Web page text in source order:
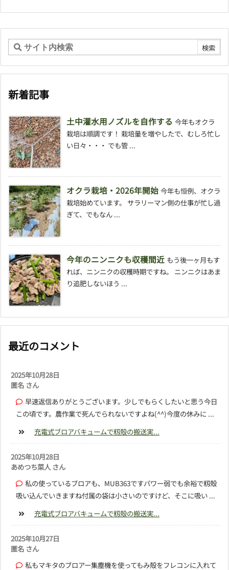
新着記事
土中灌水用ノズルを自作する 今年もオクラ
栽培は順調です！ 栽培量を増やしたで、むしろ忙し
い日々・・・ でも管 ...
オクラ栽培・2026年開始 今年も恒例、オクラ
栽培始めています。 サラリーマン側の仕事が忙し過
ぎて、でもなん ...
今年のニンニクも収穫間近 もう後一ヶ月もす
れば、ニンニクの収穫時期ですね。 ニンニクはあま
り追肥しないほう ...
最近のコメント
2025年10月28日
匿名 さん
早速返信ありがとうございます。少しでもらくしたいと思う今日
この頃です。農作業で死んでられないですよね(^^)今度の休みに ...
充電式ブロアバキュームで籾殻の搬送実...
2025年10月28日
あめつち菜人 さん
私の使っているブロアも、MUB363ですパワー弱でも余裕で籾殻
吸い込んでいきますね付属の袋は小さいのですけど、そこに吸い ...
充電式ブロアバキュームで籾殻の搬送実...
2025年10月27日
匿名 さん
私もマキタのブロアー集塵機を使ってもみ殻をフレコンに入れて